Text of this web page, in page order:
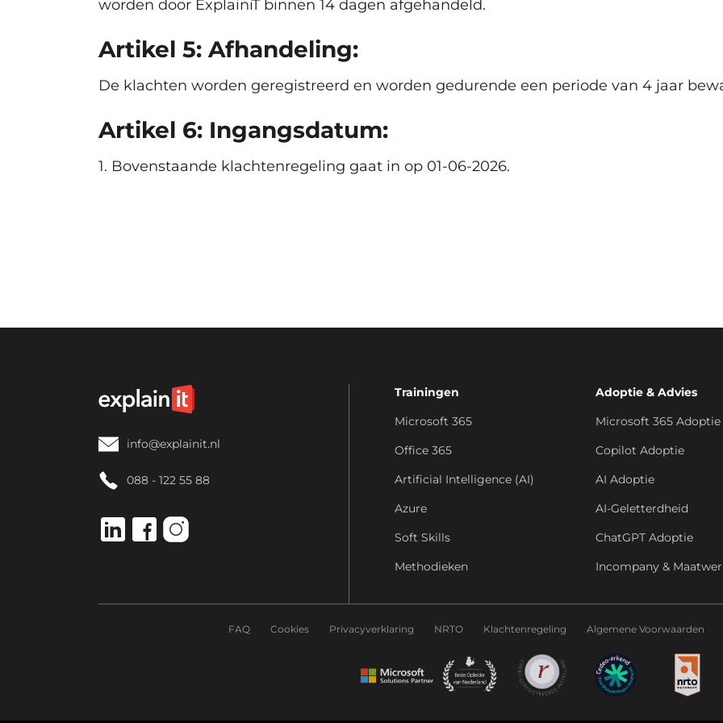
worden door ExplainiT binnen 14 dagen afgehandeld.
Artikel 5: Afhandeling:
De klachten worden geregistreerd en worden gedurende een periode van 4 jaar
Artikel 6: Ingangsdatum:
1. Bovenstaande klachtenregeling gaat in op 01-06-2026.
info@explainit.nl
088 - 122 55 88
Trainingen
Microsoft 365
Office 365
Artificial Intelligence (AI)
Azure
Soft Skills
Methodieken
Adoptie & Advies
Microsoft 365 Adoptie
Copilot Adoptie
AI Adoptie
AI-Geletterdheid
ChatGPT Adoptie
Incompany &
FAQ Cookies Privacyverklaring NRTO Klachtenregeling Algemene Voorwaarden